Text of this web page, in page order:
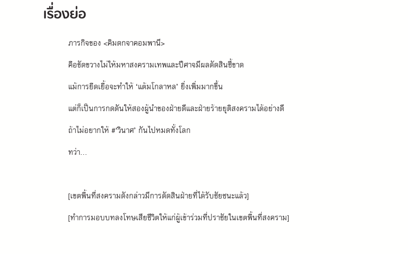
เรื่องย่อ
ภารกิจของ <คิมดกจาคอมพานี>
คือขัดขวางไม่ให้มหาสงครามเทพและปีศาจมีผลตัดสินชี้ขาด
แม้การยืดเยื้อจะทำให้ ‘แต้มโกลาหล’ ยิ่งเพิ่มมากขึ้น
แต่ก็เป็นการกดดันให้สองผู้นำของฝ่ายดีและฝ่ายร้ายยุติสงครามได้อย่างดี
ถ้าไม่อยากให้ #‘วินาศ’ กันไปหมดทั้งโลก
ทว่า...
[เขตพื้นที่สงครามดังกล่าวมีการตัดสินฝ่ายที่ได้รับชัยชนะแล้ว]
[ทำการมอบบทลงโทษเสียชีวิตให้แก่ผู้เข้าร่วมที่ปราชัยในเขตพื้นที่สงคราม]